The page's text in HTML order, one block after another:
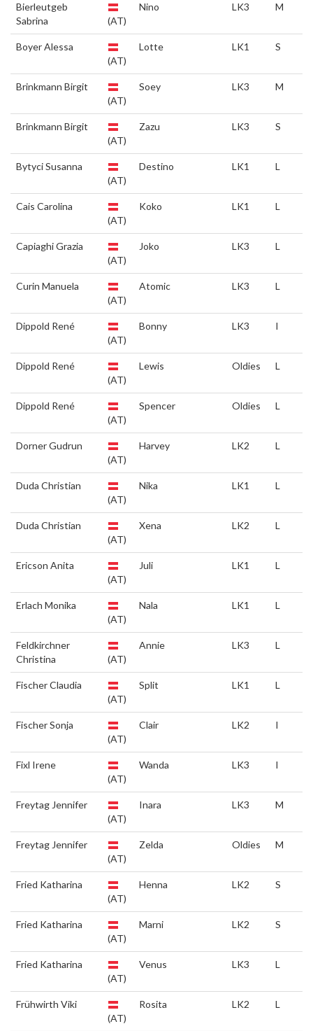
Bierleutgeb
Sabrina
(AT)
Nino LK3 M
Boyer Alessa
(AT)
Lotte LK1 S
Brinkmann Birgit
(AT)
Soey LK3 M
Brinkmann Birgit
(AT)
Zazu LK3 S
Bytyci Susanna
(AT)
Destino LK1 L
Cais Carolina
(AT)
Koko LK1 L
Capiaghi Grazia
(AT)
Joko LK3 L
Curin Manuela
(AT)
Atomic LK3 L
Dippold René
(AT)
Bonny LK3 I
Dippold René
(AT)
Lewis Oldies L
Dippold René
(AT)
Spencer Oldies L
Dorner Gudrun
(AT)
Harvey LK2 L
Duda Christian
(AT)
Nika LK1 L
Duda Christian
(AT)
Xena LK2 L
Ericson Anita
(AT)
Juli LK1 L
Erlach Monika
(AT)
Nala LK1 L
Feldkirchner
Christina
(AT)
Annie LK3 L
Fischer Claudia
(AT)
Split LK1 L
Fischer Sonja
(AT)
Clair LK2 I
Fixl Irene
(AT)
Wanda LK3 I
Freytag Jennifer
(AT)
Inara LK3 M
Freytag Jennifer
(AT)
Zelda Oldies M
Fried Katharina
(AT)
Henna LK2 S
Fried Katharina
(AT)
Marni LK2 S
Fried Katharina
(AT)
Venus LK3 L
Frühwirth Viki
(AT)
Rosita LK2 L